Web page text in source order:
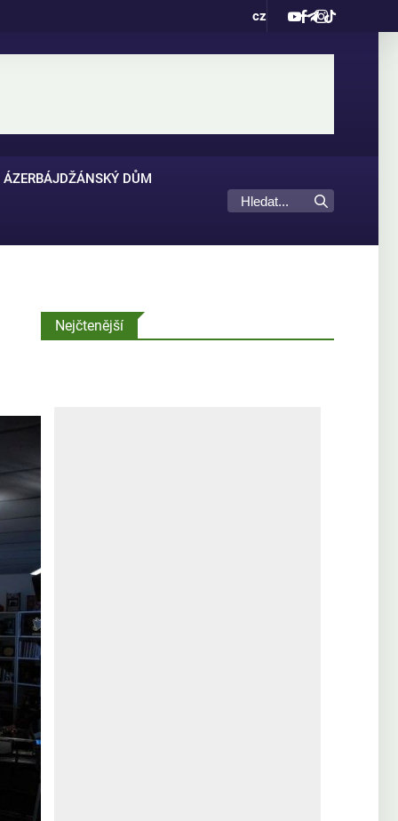
cz
ÁZERBÁJDŽÁNSKÝ DŮM
Nejčtenější